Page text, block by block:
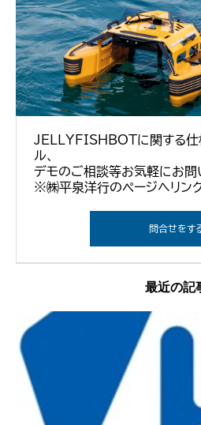
JELLYFISHBOTに関する仕
ル、
デモのご相談等お気軽にお問
※㈱平泉洋行のページへリンク
問合せをす
最近の記